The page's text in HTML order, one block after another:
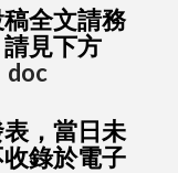
全文請務
見下方
doc
，當日未
錄於電子